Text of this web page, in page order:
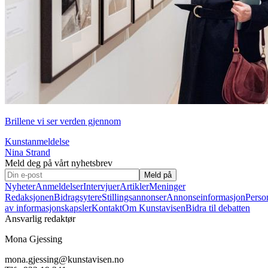
Brillene vi ser verden gjennom
Kunstanmeldelse
Nina Strand
Meld deg på vårt nyhetsbrev
Meld på
NyheterAnmeldelserIntervjuerArtiklerMeninger
RedaksjonenBidragsytereStillingsannonserAnnonseinformasjon
av informasjonskapslerKontaktOm KunstavisenBidra til debatten
Ansvarlig redaktør
Mona Gjessing
mona.gjessing@kunstavisen.no